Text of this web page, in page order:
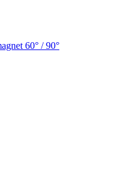
60° / 90°